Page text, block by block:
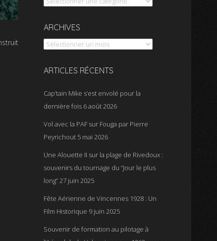
ARCHIVES
Archives
ARTICLES RÉCENTS
Cap’tain Mike s’est envolé pour la
dernière fois 6 août 2026
Vol avec la PAF sur Fouga par Pierre
Peyrichout 5 mai 2026
Une Alouette II sur la plage de Rivedoux :
souvenirs du tournage du “Jour le plus
long”27 juin 2025
Fête Aérienne de Vincennes 1928 : Un
Film Historique 9 juin 2025
Souvenir de formation au pilotage à